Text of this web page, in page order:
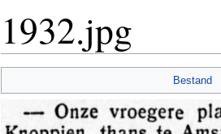
1932.jpg
Bestand